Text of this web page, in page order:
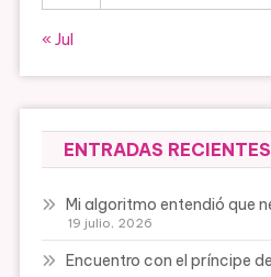
« Jul
ENTRADAS RECIENTES
Mi algoritmo entendió que
19 julio, 2026
Encuentro con el príncipe